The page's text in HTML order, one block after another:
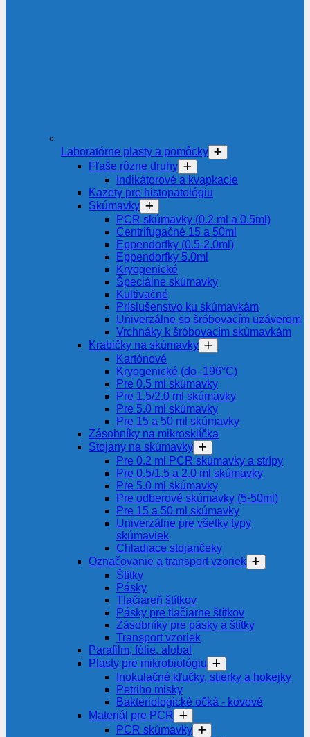
Laboratórne plasty a pomôcky
Fľaše rôzne druhy
Indikátorové a kvapkacie
Kazety pre histopatológiu
Skúmavky
PCR skúmavky (0.2 ml a 0.5ml)
Centrifugačné 15 a 50ml
Eppendorfky (0.5-2.0ml)
Eppendorfky 5.0ml
Kryogenické
Špeciálne skúmavky
Kultivačné
Príslušenstvo ku skúmavkám
Univerzálne so šróbovacím uzáverom
Vrchnáky k šróbovacím skúmavkám
Krabičky na skúmavky
Kartónové
Kryogenické (do -196°C)
Pre 0.5 ml skúmavky
Pre 1.5/2.0 ml skúmavky
Pre 5.0 ml skúmavky
Pre 15 a 50 ml skúmavky
Zásobníky na mikrosklíčka
Stojany na skúmavky
Pre 0.2 ml PCR skúmavky a strípy
Pre 0.5/1.5 a 2.0 ml skúmavky
Pre 5.0 ml skúmavky
Pre odberové skúmavky (5-50ml)
Pre 15 a 50 ml skúmavky
Univerzálne pre všetky typy
skúmaviek
Chladiace stojančeky
Označovanie a transport vzoriek
Štítky
Pásky
Tlačiareň štítkov
Pásky pre tlačiarne štítkov
Zásobníky pre pásky a štítky
Transport vzoriek
Parafilm, fólie, alobal
Plasty pre mikrobiológiu
Inokulačné kľučky, stierky a hokejky
Petriho misky
Bakteriologické očká - kovové
Materiál pre PCR
PCR skúmavky